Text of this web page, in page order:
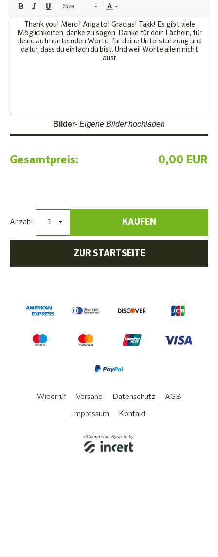
Size
Bilder Eigene Bilder hochladen
Gesamtpreis: 0,00 EUR
Anzahl: KAUFEN
ZUR STARTSEITE
Widerruf Versand Datenschutz AGB
Impressum Kontakt
eCommerce-System by